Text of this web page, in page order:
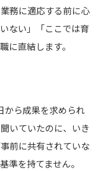
務に適応する前に心
ない」「ここでは育
に直結します。
から成果を求められ
いていたのに、いき
前に共有されていな
準を持てません。